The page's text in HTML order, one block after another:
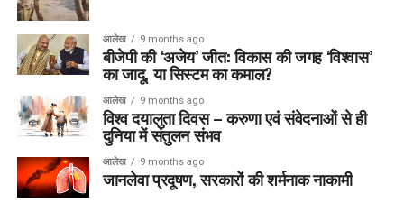
आलेख 9 months ago
बीजेपी की ‘अजेय’ जीत: विकास की जगह ‘विश्वास’
का जादू, या सिस्टम का कमाल?
आलेख 9 months ago
विश्व दयालुता दिवस – करुणा एवं संवेदनाओं से ही
दुनिया में संतुलन संभव
आलेख 9 months ago
जानलेवा प्रदूषण, सरकारों की शर्मनाक नाकामी